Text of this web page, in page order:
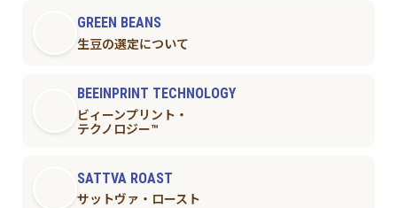
GREEN BEANS
生豆の選定について
BEEINPRINT TECHNOLOGY
ビィーンプリント・
テクノロジー™︎
SATTVA ROAST
サットヴァ・ロースト